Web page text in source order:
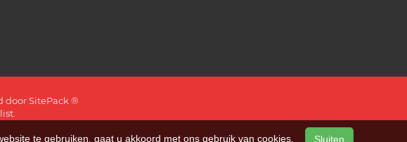
doorSitePack ®
te gebruiken, gaat u akkoord met ons gebruik van cookies. Sluiten